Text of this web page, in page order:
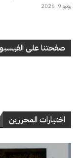
يونيو 9, 2026
صفحتنا على
اختيارات المحررين